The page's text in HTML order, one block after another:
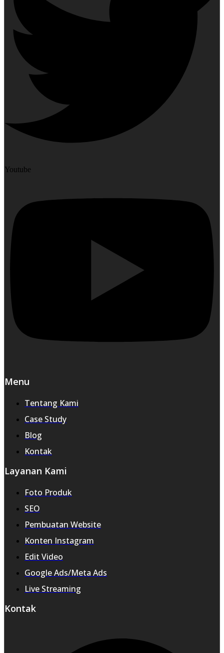
Youtube
Menu
Tentang Kami
Case Study
Blog
Kontak
Layanan Kami
Foto Produk
SEO
Pembuatan Website
Konten Instagram
Edit Video
Google Ads/Meta Ads
Live Streaming
Kontak